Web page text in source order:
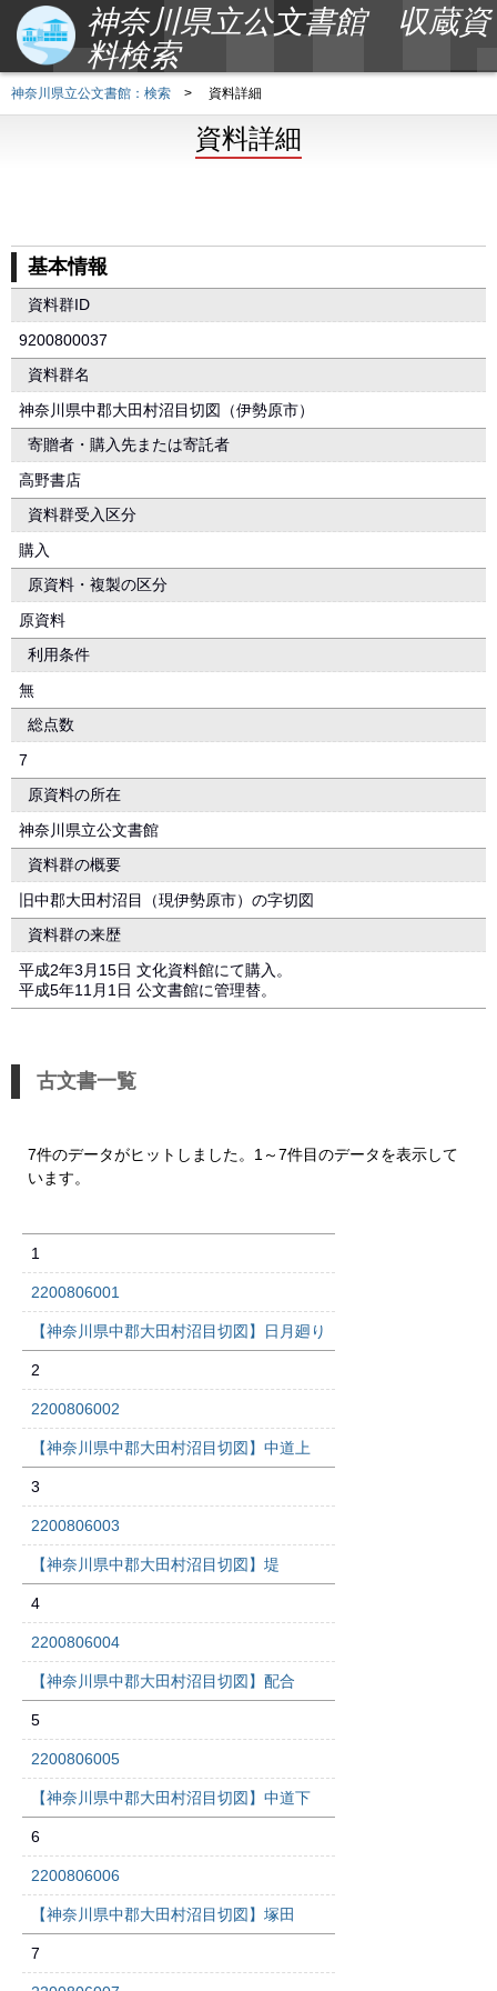
神奈川県立公文書館 収蔵資
料検索
神奈川県立公文書館：検索 > 資料詳細
資料詳細
基本情報
資料群ID
9200800037
資料群名
神奈川県中郡大田村沼目切図（伊勢原市）
寄贈者・購入先または寄託者
高野書店
資料群受入区分
購入
原資料・複製の区分
原資料
利用条件
無
総点数
7
原資料の所在
神奈川県立公文書館
資料群の概要
旧中郡大田村沼目（現伊勢原市）の字切図
資料群の来歴
平成2年3月15日 文化資料館にて購入。
平成5年11月1日 公文書館に管理替。
古文書一覧
7件のデータがヒットしました。1～7件目のデータを表示して
います。
1
2200806001
【神奈川県中郡大田村沼目切図】日月廻り
2
2200806002
【神奈川県中郡大田村沼目切図】中道上
3
2200806003
【神奈川県中郡大田村沼目切図】堤
4
2200806004
【神奈川県中郡大田村沼目切図】配合
5
2200806005
【神奈川県中郡大田村沼目切図】中道下
6
2200806006
【神奈川県中郡大田村沼目切図】塚田
7